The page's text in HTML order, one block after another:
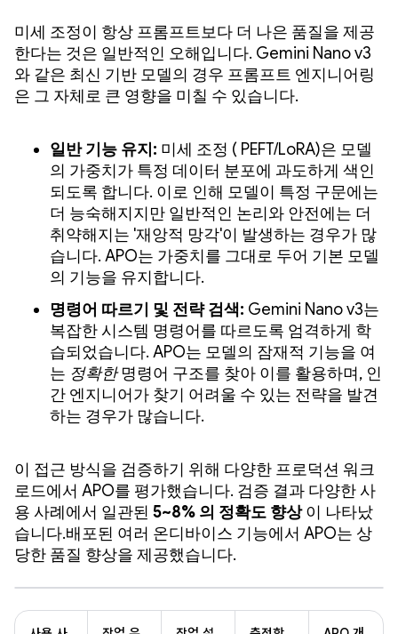
미세 조정이 항상 프롬프트보다 더 나은 품질을 제공
한다는 것은 일반적인 오해입니다. Gemini Nano v3
와 같은 최신 기반 모델의 경우 프롬프트 엔지니어링
은 그 자체로 큰 영향을 미칠 수 있습니다.
일반 기능 유지: 미세 조정 ( PEFT/LoRA)은 모델
의 가중치가 특정 데이터 분포에 과도하게 색인
되도록 합니다. 이로 인해 모델이 특정 구문에는
더 능숙해지지만 일반적인 논리와 안전에는 더
취약해지는 '재앙적 망각'이 발생하는 경우가 많
습니다. APO는 가중치를 그대로 두어 기본 모델
의 기능을 유지합니다.
명령어 따르기 및 전략 검색: Gemini Nano v3는
복잡한 시스템 명령어를 따르도록 엄격하게 학
습되었습니다. APO는 모델의 잠재적 기능을 여
는 정확한명령어 구조를 찾아 이를 활용하며, 인
간 엔지니어가 찾기 어려울 수 있는 전략을 발견
하는 경우가 많습니다.
이 접근 방식을 검증하기 위해 다양한 프로덕션 워크
로드에서 APO를 평가했습니다. 검증 결과 다양한 사
용 사례에서 일관된 5~8% 의 정확도 향상이 나타났
습니다.배포된 여러 온디바이스 기능에서 APO는 상
당한 품질 향상을 제공했습니다.